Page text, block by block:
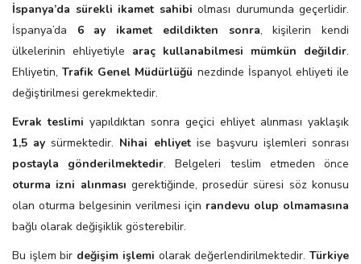
İspanya’da sürekli ikamet sahibi olması durumunda geçerlidir.
İspanya’da 6 ay ikamet edildikten sonra, kişilerin kendi
ülkelerinin ehliyetiyle araç kullanabilmesi mümkün değildir.
Ehliyetin,Trafik Genel Müdürlüğü nezdinde İspanyol ehliyeti ile
değiştirilmesi gerekmektedir.
Evrak teslimi yapıldıktan sonra geçici ehliyet alınması yaklaşık
1,5 ay sürmektedir. Nihai ehliyetise başvuru işlemleri sonrası
postayla gönderilmektedir. Belgeleri teslim etmeden önce
oturma izni alınması gerektiğinde, prosedür süresi söz konusu
olan oturma belgesinin verilmesi için randevu olup olmamasına
bağlı olarak değişiklik gösterebilir.
Bu işlem bir değişim işlemi olarak değerlendirilmektedir.Türkiye